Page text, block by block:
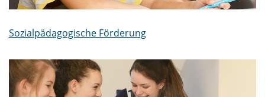
Sozialpädagogische Förderung